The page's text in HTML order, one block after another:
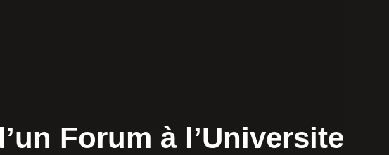
Forum à l’Universite